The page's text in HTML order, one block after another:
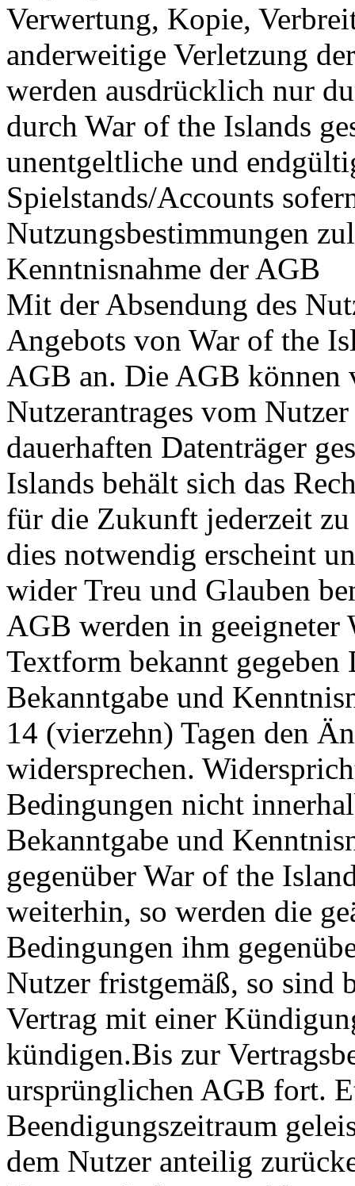
Verwertung, Kopie,
anderweitige Verletzung
werden ausdrücklich nur
durch War of the Islands
unentgeltliche und
Spielstands/Accounts
Nutzungsbestimmungen
Kenntnisnahme der AGB
Mit der Absendung des
Angebots von War of the
AGB an. Die AGB können
Nutzerantrages vom
dauerhaften Datenträger
Islands behält sich das
für die Zukunft jederzeit zu
dies notwendig erscheint
wider Treu und Glauben
AGB werden in
Textform bekannt gegeben
Bekanntgabe und
14 (vierzehn) Tagen den
widersprechen.
Bedingungen nicht
Bekanntgabe und
gegenüber War of the
weiterhin, so werden die
Bedingungen ihm
Nutzer fristgemäß, so sind
Vertrag mit einer
kündigen.Bis zur
ursprünglichen AGB fort.
Beendigungszeitraum
dem Nutzer anteilig